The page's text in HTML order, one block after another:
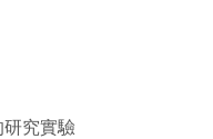
究實驗